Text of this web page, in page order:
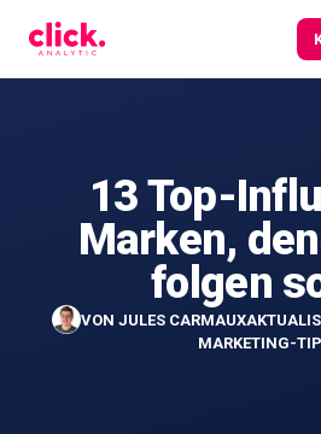
Funktionen
Kostenlose
13 Top-
Marken,
folgen
VON JULES CARMAUX
MARKETING-